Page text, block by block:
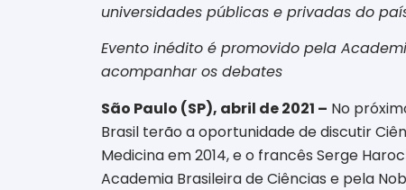
universidades públicas e privadas do
Evento inédito é promovido pela
acompanhar os debates
São Paulo (SP), abril de 2021 – No
Brasil terão a oportunidade de discutir
Medicina em 2014, e o francês Serge
Academia Brasileira de Ciências e pela